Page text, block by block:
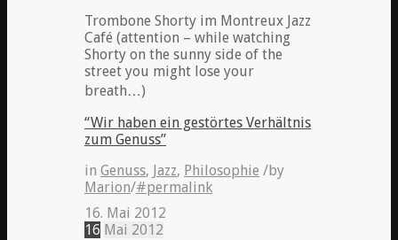
Trombone Shorty im Montreux Jazz
Café (attention – while watching
Shorty on the sunny side of the
street you might lose your
breath…)
“Wir haben ein gestörtes Verhältnis
zum Genuss”
in Genuss, Jazz, Philosophie /by
Marion/#permalink
16. Mai 2012
16 Mai 2012